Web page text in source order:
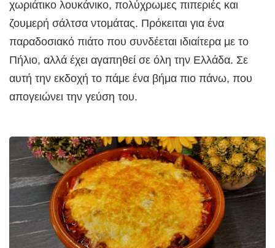
χωριάτικο λουκάνικο, πολύχρωμες πιπεριές και
ζουμερή σάλτσα ντομάτας. Πρόκειται για ένα
παραδοσιακό πιάτο που συνδέεται ιδιαίτερα με το
Πήλιο, αλλά έχει αγαπηθεί σε όλη την Ελλάδα. Σε
αυτή την εκδοχή το πάμε ένα βήμα πιο πάνω, που
απογειώνει την γεύση του.